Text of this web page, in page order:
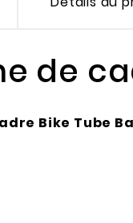
de
Bike Tube